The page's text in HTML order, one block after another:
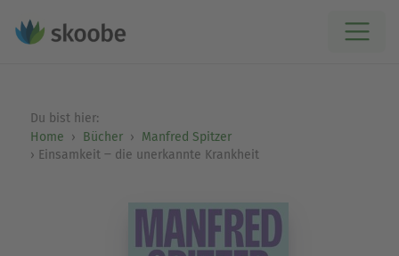
Du bist hier:
Home
Bücher
Manfred Spitzer
Einsamkeit ‒ die unerkannte Krankheit